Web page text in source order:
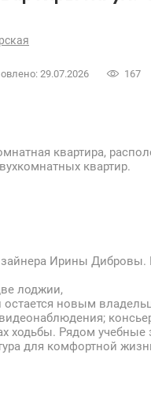
29.07.2026 167
квартира,
квартир.
Ирины
лоджии,
остается новым
ходьбы. Рядом
для комфортной